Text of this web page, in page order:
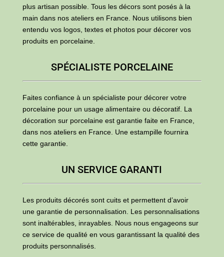
plus artisan possible. Tous les décors sont posés à la
main dans nos ateliers en France. Nous utilisons bien
entendu vos logos, textes et photos pour décorer vos
produits en porcelaine.
SPÉCIALISTE PORCELAINE
Faites confiance à un spécialiste pour décorer votre
porcelaine pour un usage alimentaire ou décoratif. La
décoration sur porcelaine est garantie faite en France,
dans nos ateliers en France. Une estampille fournira
cette garantie.
UN SERVICE GARANTI
Les produits décorés sont cuits et permettent d’avoir
une garantie de personnalisation. Les personnalisations
sont inaltérables, inrayables. Nous nous engageons sur
ce service de qualité en vous garantissant la qualité des
produits personnalisés.